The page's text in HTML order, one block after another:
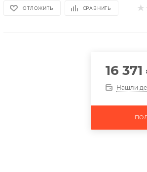
ОТЛОЖИТЬ СРАВНИТЬ
16 371
Нашли